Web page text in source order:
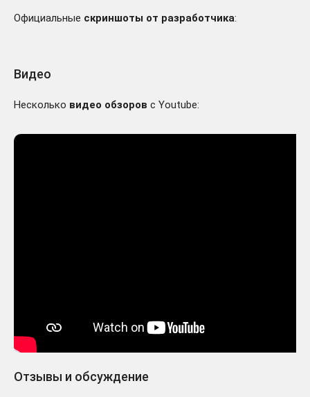
Официальные скриншоты от разработчика:
Видео
Несколько видео обзоров с Youtube:
Отзывы и обсуждение